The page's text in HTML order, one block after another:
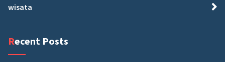
wisata
Recent Posts